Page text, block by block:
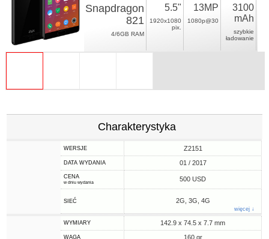
Snapdragon
821
4/6GB RAM
5.5"
1920x1080
pix.
13MP
1080p@30
3100
mAh
szybkie
ładowanie
Charakterystyka
WERSJE Z2151
DATA WYDANIA 01 / 2017
CENA
w dniu wydania 500 USD
SIEĆ 2G, 3G, 4G
więcej ↓
WYMIARY 142.9 x 74.5 x 7.7 mm
WAGA 160 gr